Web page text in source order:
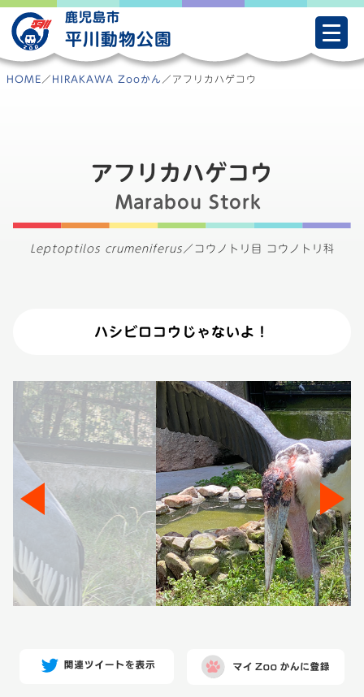
Skip
to
content
鹿児島市
平川動物公園
HOME ／ HIRAKAWA Zooかん ／ アフリカハゲコウ
アフリカハゲコウ
Marabou Stork
Leptoptilos crumeniferus ／ コウノトリ目 コウノトリ科
ハシビロコウじゃないよ！